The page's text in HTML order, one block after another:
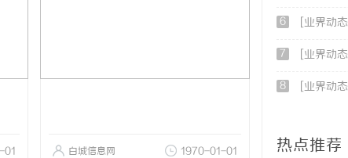
01 白城信息网 1970-01-01
6 [业界动态]
7 [业界动态]
8 [业界动态]
热点推荐